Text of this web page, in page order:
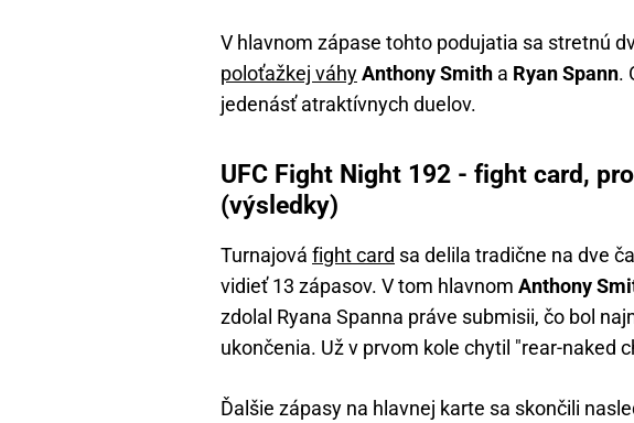
V hlavnom zápase tohto podujatia sa stretnú
poloťažkej váhyAnthony Smith a Ryan Spann.
jedenásť atraktívnych duelov.
UFC Fight Night 192 - fight card,
(výsledky)
Turnajová fight card sa delila tradične na dve
vidieť 13 zápasov. V tom hlavnom Anthony
zdolal Ryana Spanna práve submisii, čo bol
ukončenia. Už v prvom kole chytil "rear-naked
Ďalšie zápasy na hlavnej karte sa skončili